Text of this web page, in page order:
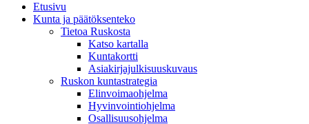
Etusivu
Kunta ja päätöksenteko
Tietoa Ruskosta
Katso kartalla
Kuntakortti
Asiakirjajulkisuuskuvaus
Ruskon kuntastrategia
Elinvoimaohjelma
Hyvinvointiohjelma
Osallisuusohjelma